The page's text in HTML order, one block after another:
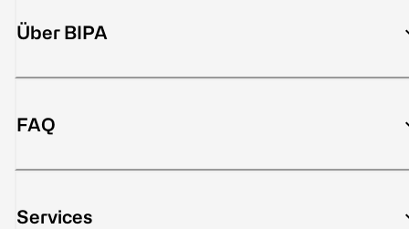
Über BIPA
FAQ
Services